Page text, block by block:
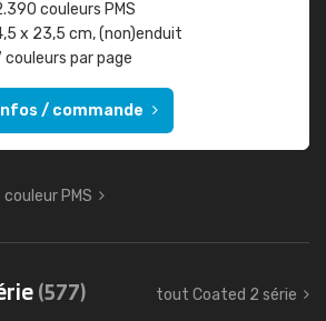
couleurs PMS
x 23,5 cm, (non)enduit
couleurs par page
Infos / commande
PMS
(577) tout Coated 2 série